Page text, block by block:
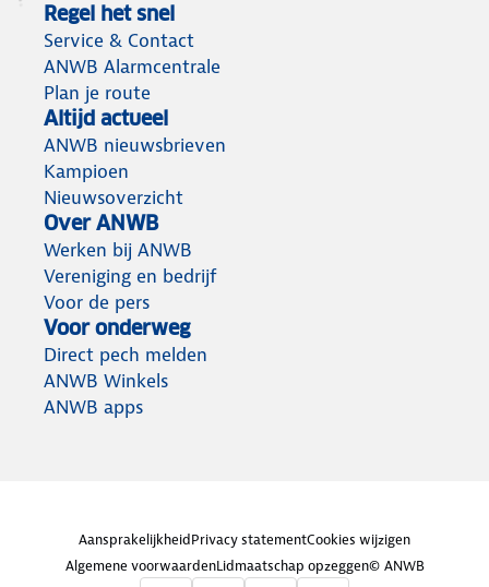
Regel het snel
Service & Contact
ANWB Alarmcentrale
Plan je route
Altijd actueel
ANWB nieuwsbrieven
Kampioen
Nieuwsoverzicht
Over ANWB
Werken bij ANWB
Vereniging en bedrijf
Voor de pers
Voor onderweg
Direct pech melden
ANWB Winkels
ANWB apps
AansprakelijkheidPrivacy statementCookies wijzigen
Algemene voorwaardenLidmaatschap opzeggen© ANWB